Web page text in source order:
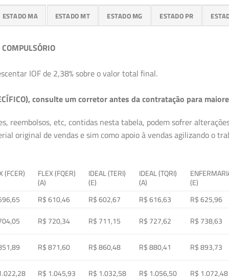
ESTADO MA ESTADO MT ESTADO MG ESTADO PR
IOF de 2,38% sobre o valor total final.
consulte um corretor antes da contratação para
reembolsos, etc, contidas nesta tabela, podem sofrer
original de vendas e sim como apoio à vendas agilizando o
(FCER)
FLEX (FQER)
(A)
IDEAL (TERI)
(E)
IDEAL (TQRI)
(A)
(E)
R$ 610,46 R$ 602,67 R$ 616,63 R$ 625,96
R$ 720,34 R$ 711,15 R$ 727,62 R$ 738,63
R$ 871,60 R$ 860,48 R$ 880,41 R$ 893,73
R$ 1.045,93 R$ 1.032,58 R$ 1.056,50 R$ 1.072,48